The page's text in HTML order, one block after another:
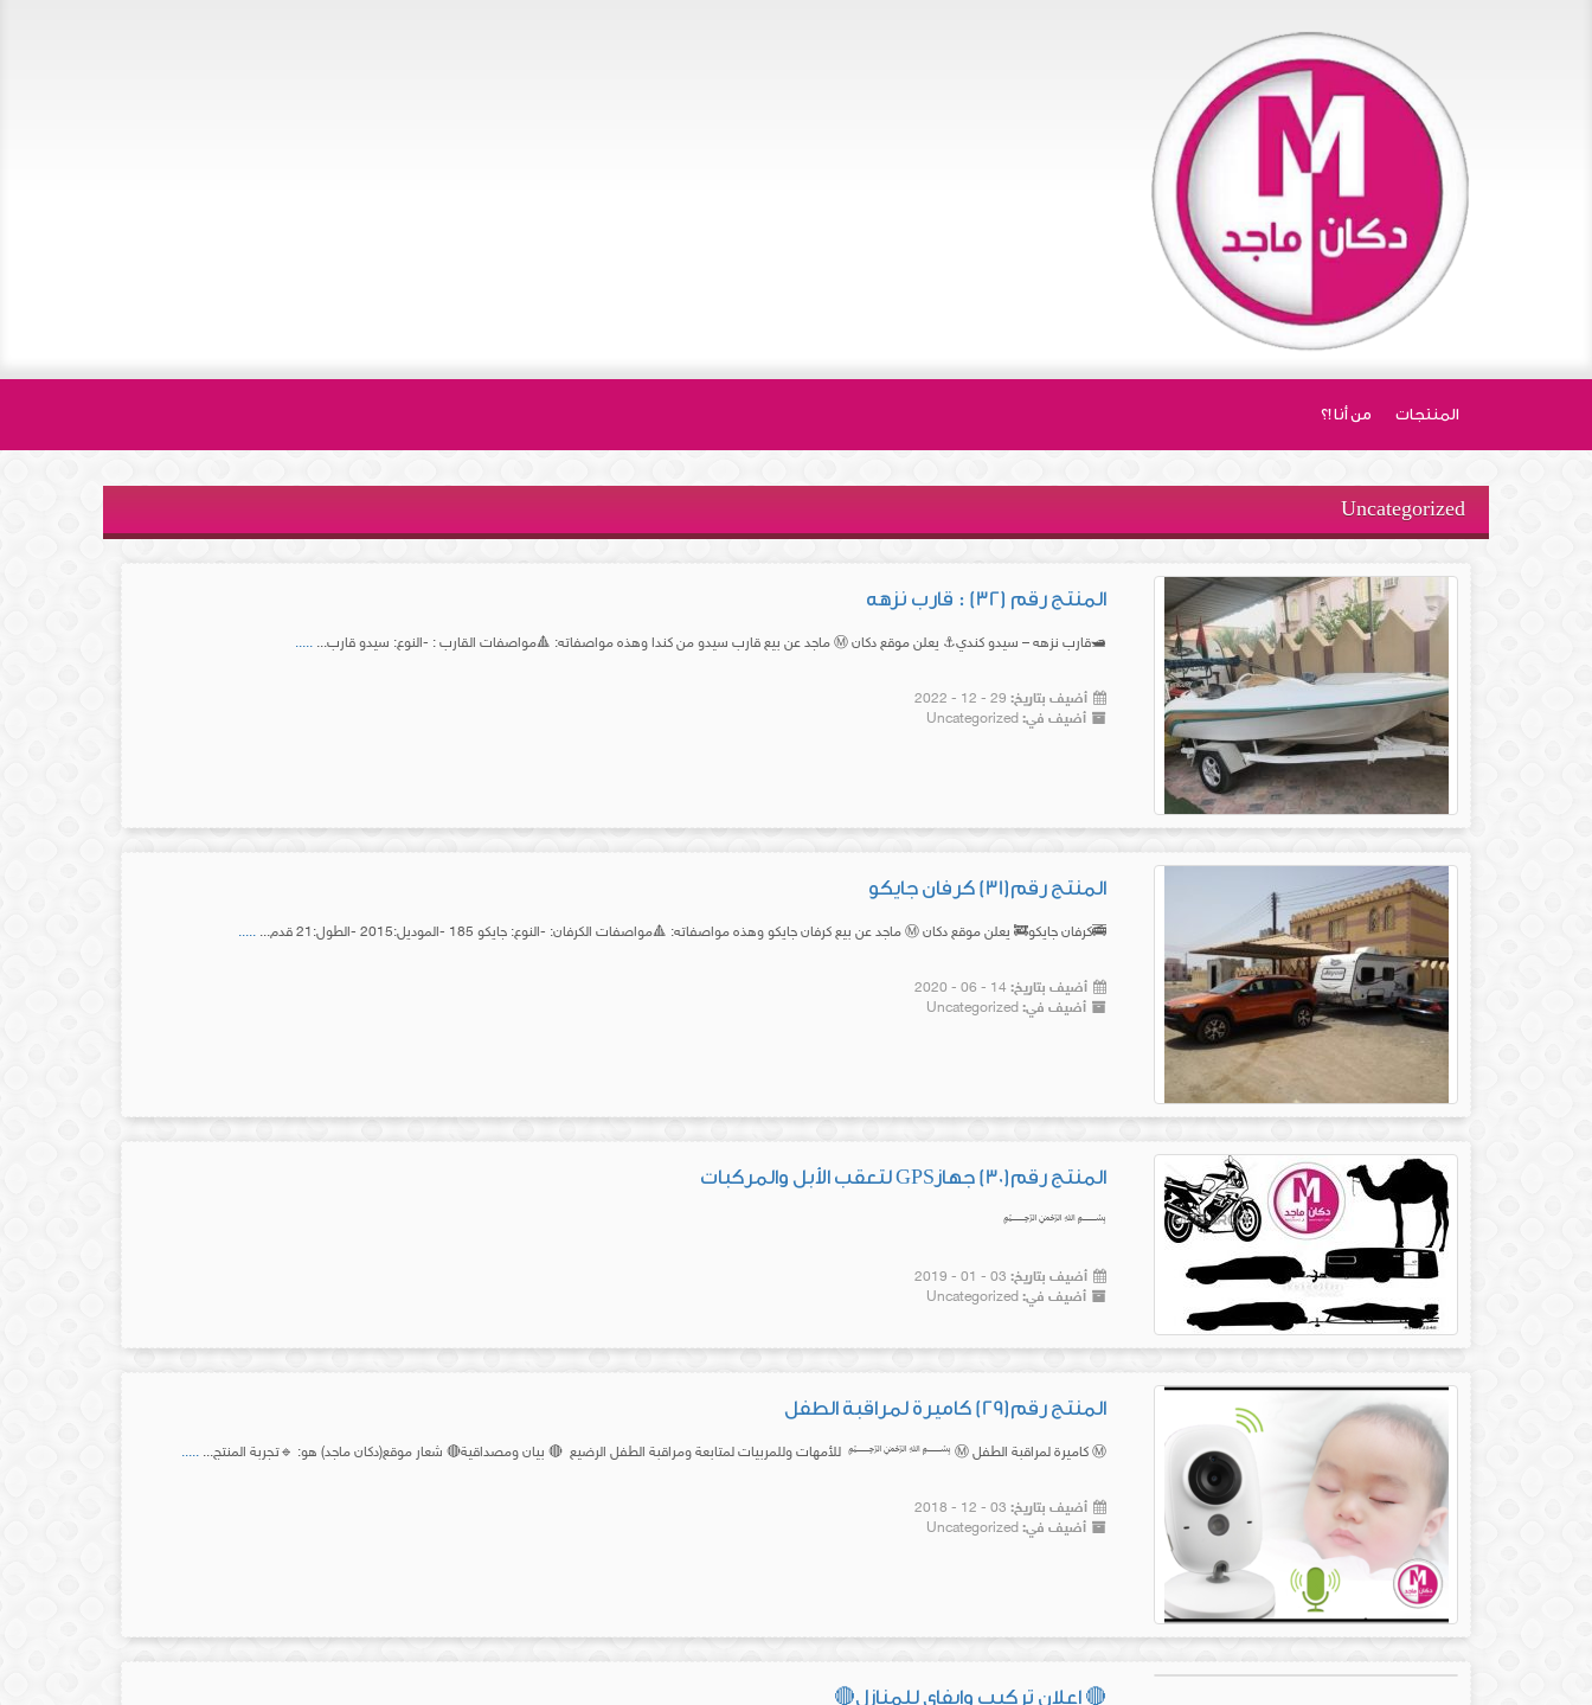
المنتجات من أنا !؟
Uncategorized
المنتج رقم (32) : قارب نزهه
🛥️قارب نزهه – سيدو كندي⚓ يعلن موقع دكان Ⓜ️ ماجد عن بيع قارب سيدو من كندا وهذه مواصفاته: 🔺مواصفات القارب : -النوع: سيدو قارب... .....
أضيف بتاريخ:
أضيف في: Uncategorized
المنتج رقم(31) كرفان جايكو
🚎كرفان جايكو🚒 يعلن موقع دكان Ⓜ️ ماجد عن بيع كرفان جايكو وهذه مواصفاته: 🔺مواصفات الكرفان: -النوع: جايكو 185 -الموديل:2015 -الطول:21 قدم... .....
أضيف بتاريخ:
أضيف في: Uncategorized
المنتج رقم(30) جهازGPS لتعقب الأبل والمركبات
﷽
أضيف بتاريخ:
أضيف في: Uncategorized
المنتج رقم(29) كاميرة لمراقبة الطفل
Ⓜ️ كاميرة لمراقبة الطفل Ⓜ️ ﷽ ️ للأمهات وللمربيات لمتابعة ومراقبة الطفل الرضيع ️ 🔴 بيان ومصداقية🔴 شعار موقع(دكان ماجد) هو: 🔹تجربة المنتج... .....
أضيف بتاريخ:
أضيف في: Uncategorized
🔴 إعلان تركيب وايفاي للمنازل🔴